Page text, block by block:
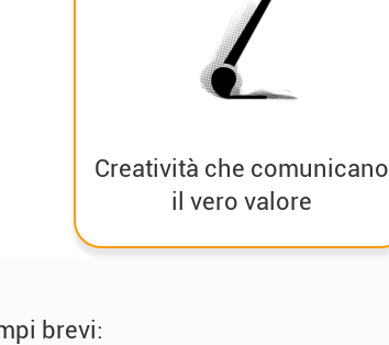
Creatività che comunicano
il vero valore
brevi: